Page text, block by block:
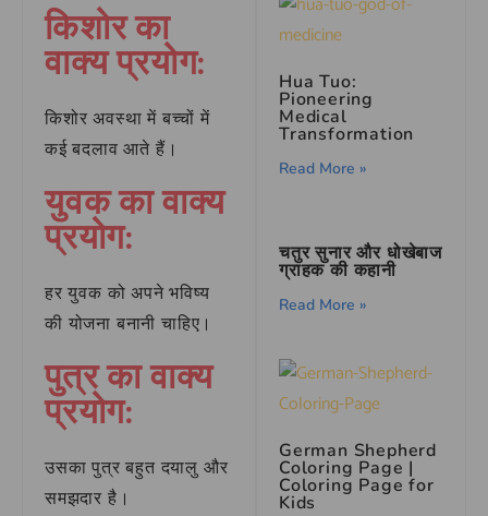
किशोर का
वाक्य प्रयोग:
किशोर अवस्था में बच्चों में
कई बदलाव आते हैं।
युवक का वाक्य
प्रयोग:
हर युवक को अपने भविष्य
की योजना बनानी चाहिए।
पुत्र का वाक्य
प्रयोग:
उसका पुत्र बहुत दयालु और
समझदार है।
Hua Tuo:
Pioneering
Medical
Transformation
Read More »
चतुर सुनार और धोखेबाज
ग्राहक की कहानी
Read More »
German Shepherd
Coloring Page |
Coloring Page for
Kids